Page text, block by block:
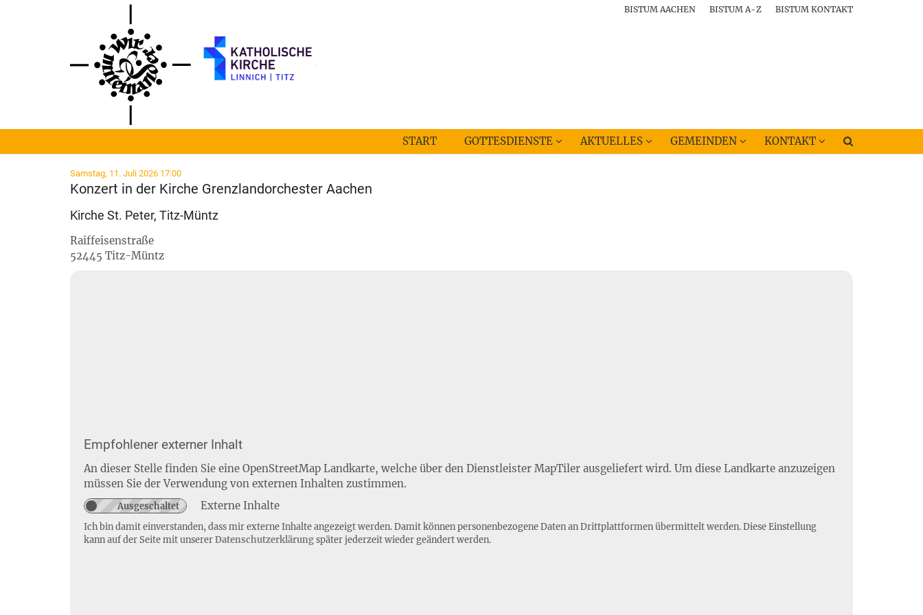
BISTUM AACHEN BISTUM A-Z BISTUM KONTAKT
START GOTTESDIENSTE AKTUELLES GEMEINDEN KONTAKT
Samstag, 11. Juli 2026 17:00:
Konzert in der Kirche Grenzlandorchester Aachen
Kirche St. Peter, Titz-Müntz
Raiffeisenstraße
52445 Titz-Müntz
Empfohlener externer Inhalt
An dieser Stelle finden Sie eine OpenStreetMap Landkarte, welche über den Dienstleister MapTiler ausgeliefert wird. Um diese Landkarte anzuzeigen
müssen Sie der Verwendung von externen Inhalten zustimmen.
Externe Inhalte
Ich bin damit einverstanden, dass mir externe Inhalte angezeigt werden. Damit können personenbezogene Daten an Drittplattformen übermittelt werden. Diese Einstellung
kann auf der Seite mit unsererDatenschutzerklärungspäter jederzeit wieder geändert werden.